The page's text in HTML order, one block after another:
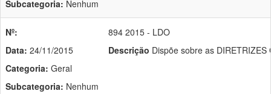
Subcategoria: Nenhum
Nº:
Data: 24/11/2015
Categoria: Geral
Subcategoria: Nenhum
894 2015 - LDO
Descrição Dispõe sobre as